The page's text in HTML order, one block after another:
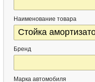
Наименование товара
Бренд
Марка автомобиля